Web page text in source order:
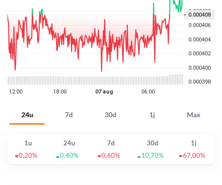
24u 7d 30d 1j Max
1u 24u 7d 30d
1j
0,20%
0,40% 0,60% 10,70% 67,00%